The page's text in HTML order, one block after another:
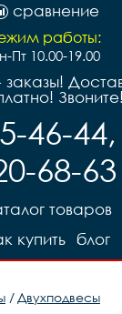
сравнение
работы:
Пт 10.00-19.00
Звоните!
46-
68-63
товаров
блог
купить
/ Двухподвесы